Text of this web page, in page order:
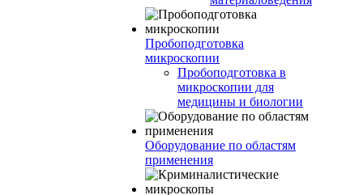
Пробоподготовка
микроскопии
Пробоподготовка в
микроскопии для
медицины и биологии
Оборудование по областям
применения